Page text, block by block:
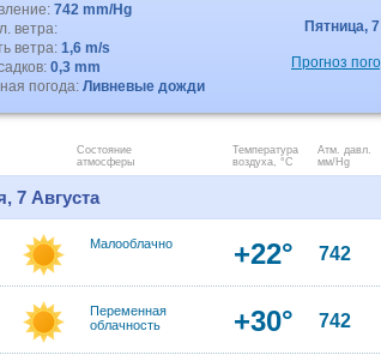
742 mm/Hg
ветра:
ветра: 1,6 m/s
0,3 mm
погода: Ливневые дожди
Пятница,
Прогноз
Состояние
атмосферы
Температура
воздуха, °C
Атм. давл.
мм/Hg
7 Августа
Малооблачно +22° 742
Переменная
облачность
+30° 742